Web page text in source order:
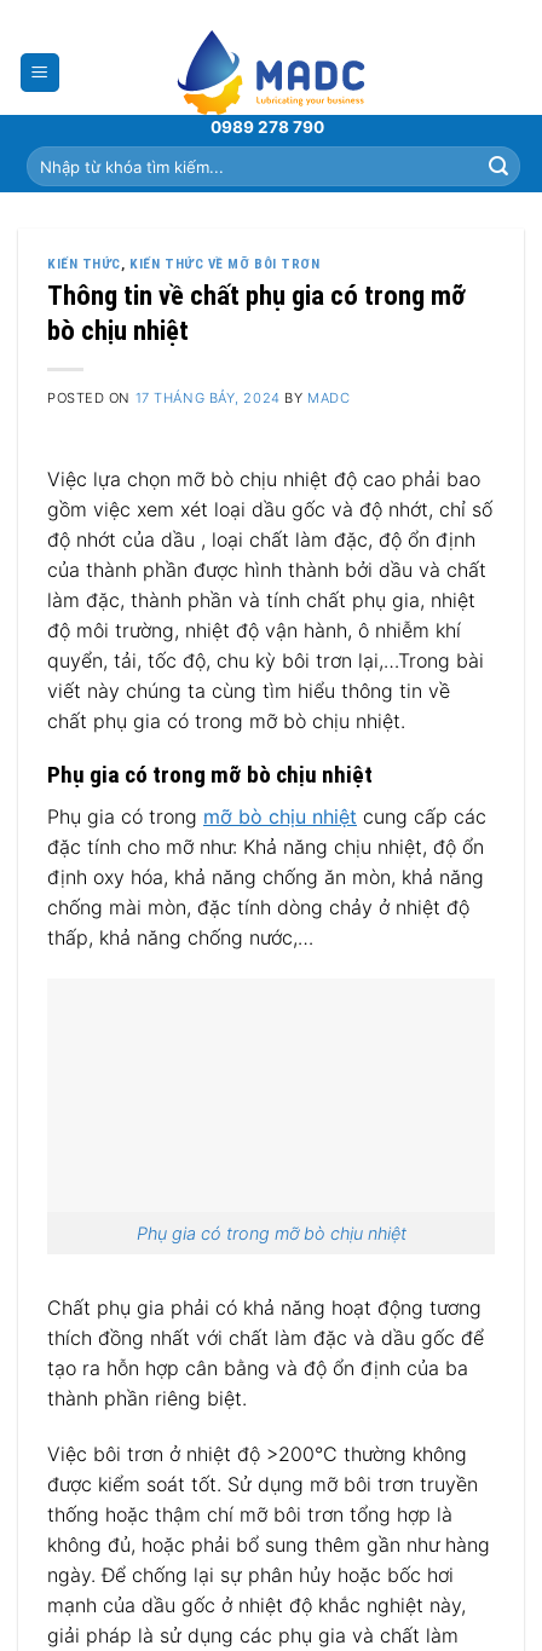
content
0989 278 790
Tìm
kiếm:
KIẾN THỨC, KIẾN THỨC VỀ MỠ BÔI TRƠN
Thông tin về chất phụ gia có trong mỡ
bò chịu nhiệt
POSTED ON 17 THÁNG BẢY, 2024 BY MADC
Việc lựa chọn mỡ bò chịu nhiệt độ cao phải bao
gồm việc xem xét loại dầu gốc và độ nhớt, chỉ số
độ nhớt của dầu , loại chất làm đặc, độ ổn định
của thành phần được hình thành bởi dầu và chất
làm đặc, thành phần và tính chất phụ gia, nhiệt
độ môi trường, nhiệt độ vận hành, ô nhiễm khí
quyển, tải, tốc độ, chu kỳ bôi trơn lại,…Trong bài
viết này chúng ta cùng tìm hiểu thông tin về
chất phụ gia có trong mỡ bò chịu nhiệt.
Phụ gia có trong mỡ bò chịu nhiệt
Phụ gia có trong mỡ bò chịu nhiệt cung cấp các
đặc tính cho mỡ như: Khả năng chịu nhiệt, độ ổn
định oxy hóa, khả năng chống ăn mòn, khả năng
chống mài mòn, đặc tính dòng chảy ở nhiệt độ
thấp, khả năng chống nước,…
Phụ gia có trong mỡ bò chịu nhiệt
Chất phụ gia phải có khả năng hoạt động tương
thích đồng nhất với chất làm đặc và dầu gốc để
tạo ra hỗn hợp cân bằng và độ ổn định của ba
thành phần riêng biệt.
Việc bôi trơn ở nhiệt độ >200°C thường không
được kiểm soát tốt. Sử dụng mỡ bôi trơn truyền
thống hoặc thậm chí mỡ bôi trơn tổng hợp là
không đủ, hoặc phải bổ sung thêm gần như hàng
ngày. Để chống lại sự phân hủy hoặc bốc hơi
mạnh của dầu gốc ở nhiệt độ khắc nghiệt này,
giải pháp là sử dụng các phụ gia và chất làm